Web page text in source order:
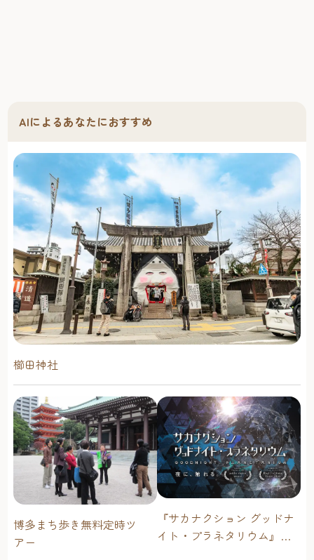
AIによるあなたにおすすめ
櫛田神社
博多まち歩き無料定時ツ
アー
『サカナクション グッドナ
イト・プラネタリウム』が